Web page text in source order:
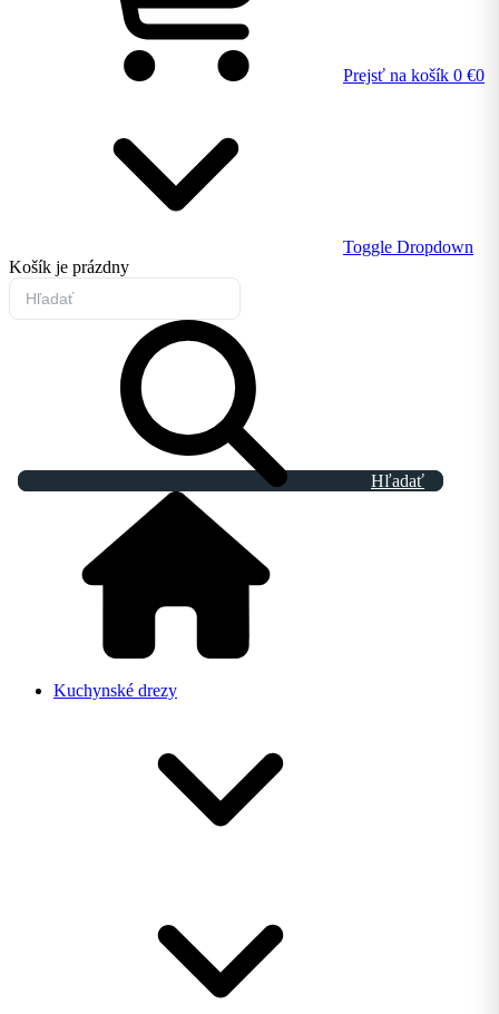
Prejsť na košík 0 €0
Toggle Dropdown
Košík je prázdny
Hľadať
Kuchynské drezy